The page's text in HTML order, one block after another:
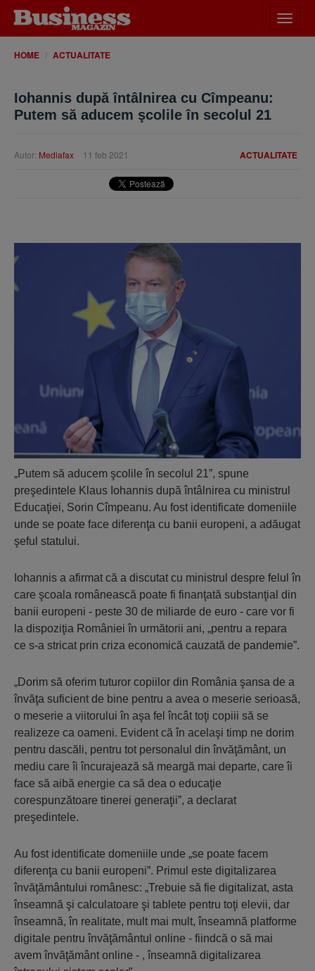
meniu
HOME ACTUALITATE
Iohannis după întâlnirea cu Cîmpeanu:
Putem să aducem şcolile în secolul 21
ACTUALITATE
Autor: Mediafax 11 feb 2021
„Putem să aducem şcolile în secolul 21”, spune
preşedintele Klaus Iohannis după întâlnirea cu ministrul
Educaţiei, Sorin Cîmpeanu. Au fost identificate domeniile
unde se poate face diferenţa cu banii europeni, a adăugat
şeful statului.
Iohannis a afirmat că a discutat cu ministrul despre felul în
care şcoala românească poate fi finanţată substanţial din
banii europeni - peste 30 de miliarde de euro - care vor fi
la dispoziţia României în următorii ani, „pentru a repara
ce s-a stricat prin criza economică cauzată de pandemie”.
„Dorim să oferim tuturor copiilor din România şansa de a
învăţa suficient de bine pentru a avea o meserie serioasă,
o meserie a viitorului în aşa fel încât toţi copiii să se
realizeze ca oameni. Evident că în acelaşi timp ne dorim
pentru dascăli, pentru tot personalul din învăţământ, un
mediu care îi încurajează să meargă mai departe, care îi
face să aibă energie ca să dea o educaţie
corespunzătoare tinerei generaţii”, a declarat
preşedintele.
Au fost identificate domeniile unde „se poate facem
diferenţa cu banii europeni”. Primul este digitalizarea
învăţământului românesc: „Trebuie să fie digitalizat, asta
înseamnă şi calculatoare şi tablete pentru toţi elevii, dar
înseamnă, în realitate, mult mai mult, înseamnă platforme
digitale pentru învăţământul online - fiindcă o să mai
avem învăţământ online - , înseamnă digitalizarea